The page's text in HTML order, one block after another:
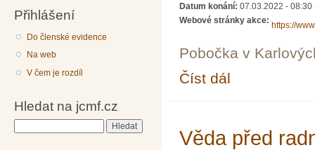
Přihlášení
Do členské evidence
Na web
V čem je rozdíl
Hledat na jcmf.cz
Datum konání: 07.03.2022 - 08:30
Webové stránky akce:
https://
Pobočka v
Číst dál
Věda před